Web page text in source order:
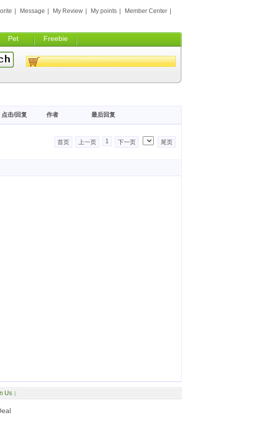
Pet Freebie
Message My Review My points Member Center
最后回复
作者
点击/回复
首页 上一页 1 下一页 尾页
Us |